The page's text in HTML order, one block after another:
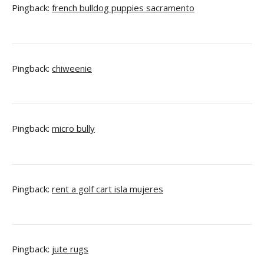
Pingback: french bulldog puppies sacramento
Pingback: chiweenie
Pingback: micro bully
Pingback: rent a golf cart isla mujeres
Pingback: jute rugs